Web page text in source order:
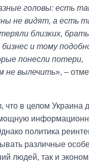
головы: есть
не видят, а есть
близких,
и тому
понесли потери,
не вылечить», –
что в целом Украина
политика
различные
людей, так и